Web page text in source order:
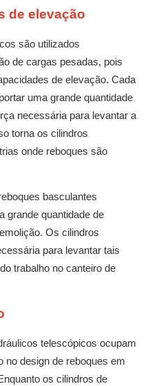
de elevação
são utilizados
de cargas pesadas, pois
de elevação. Cada
uma grande quantidade
necessária para levantar a
torna os cilindros
onde reboques são
basculantes
grande quantidade de
Os cilindros
para levantar tais
trabalho no canteiro de
telescópicos ocupam
no design de reboques em
os cilindros de